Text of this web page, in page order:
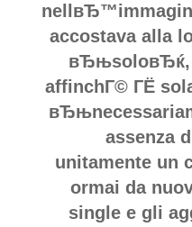
accostava alla
вЂњsoloвЂќ,
affinchГ© ГЁ
assenza
unitamente un
ormai da
single e gli